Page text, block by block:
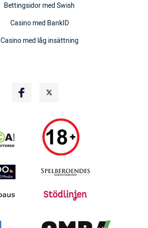
Bettingsidor med Swish
Casino med BankID
Casino med låg insättning